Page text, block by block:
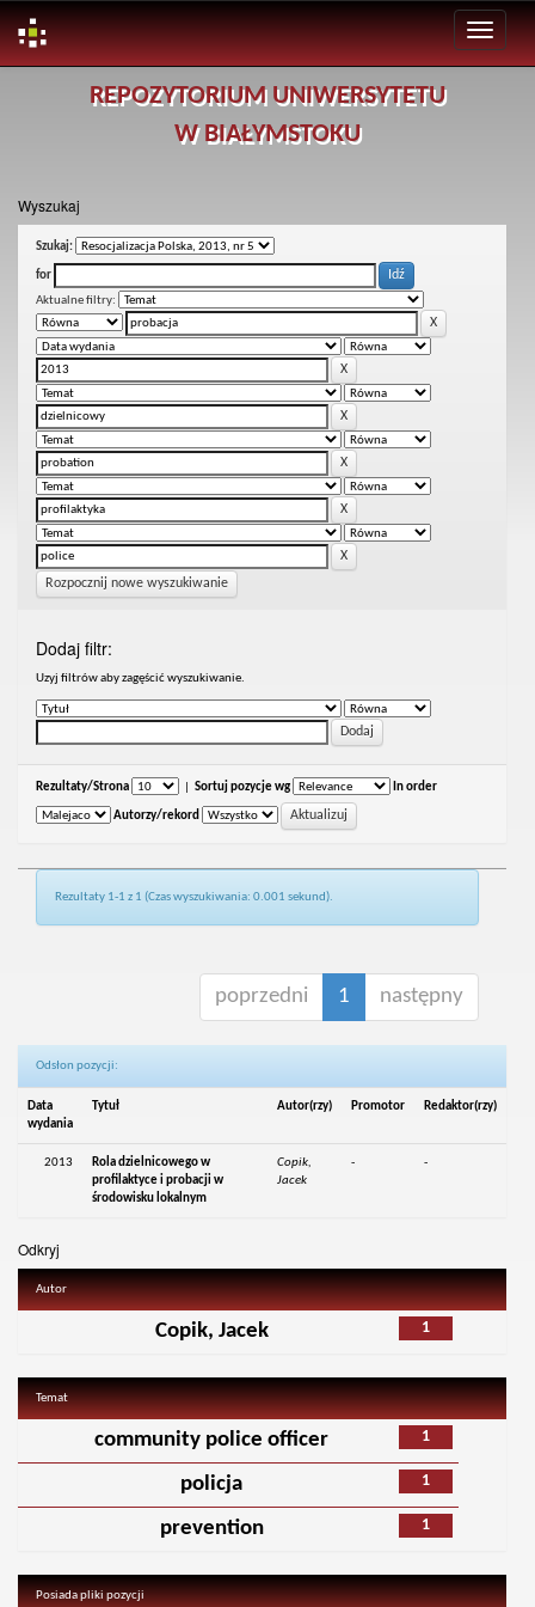
REPOZYTORIUM UNIWERSYTETU
W BIAŁYMSTOKU
Wyszukaj
Szukaj:
for
Aktualne filtry:
Rozpocznij nowe wyszukiwanie
Dodaj filtr:
Uzyj filtrów aby zagęścić wyszukiwanie.
Rezultaty/Strona Sortuj pozycje wg In order
Autorzy/rekord
Rezultaty 1-1 z 1 (Czas wyszukiwania: 0.001 sekund).
poprzedni 1 następny
Odsłon pozycji:
Data
wydania
Tytuł Autor(rzy) Promotor Redaktor(rzy)
2013
Rola dzielnicowego w
profilaktyce i probacji w
środowisku lokalnym
Copik,
Jacek
- -
Odkryj
Autor
1
Copik, Jacek
Temat
1
community police officer
1
policja
1
prevention
Posiada pliki pozycji